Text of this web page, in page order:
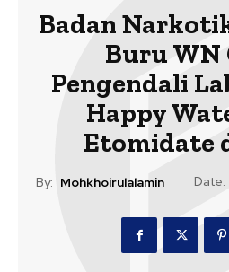
Badan
Buru WN
Pengendali
Happy
Etomidate
By: Mohkhoirulalamin Date: